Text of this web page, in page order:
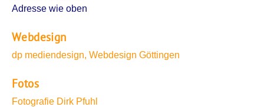
Adresse wie oben
Webdesign
dp mediendesign, Webdesign Göttingen
Fotos
Fotografie Dirk Pfuhl